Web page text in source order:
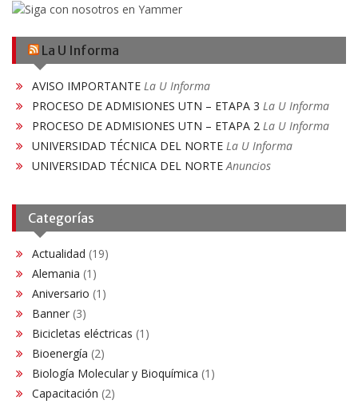
La U Informa
AVISO IMPORTANTE La U Informa
PROCESO DE ADMISIONES UTN – ETAPA 3 La U Informa
PROCESO DE ADMISIONES UTN – ETAPA 2 La U Informa
UNIVERSIDAD TÉCNICA DEL NORTE La U Informa
UNIVERSIDAD TÉCNICA DEL NORTE Anuncios
Categorías
Actualidad (19)
Alemania (1)
Aniversario (1)
Banner (3)
Bicicletas eléctricas (1)
Bioenergía (2)
Biología Molecular y Bioquímica (1)
Capacitación (2)